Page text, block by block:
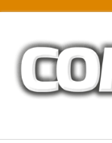
content